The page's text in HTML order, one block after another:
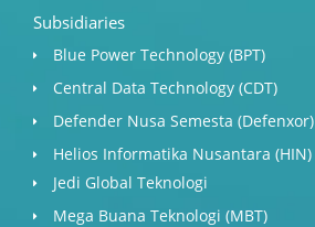
Subsidiaries
Blue Power Technology (BPT)​
Central Data Technology (CDT)
Defender Nusa Semesta (Defenxor)
Helios Informatika Nusantara (HIN)
Jedi Global Teknologi
Mega Buana Teknologi (MBT)